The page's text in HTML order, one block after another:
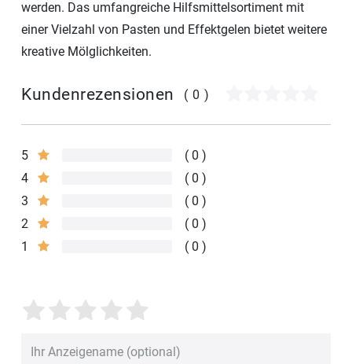
werden. Das umfangreiche Hilfsmittelsortiment mit
einer Vielzahl von Pasten und Effektgelen bietet weitere
kreative Mölglichkeiten.
Kundenrezensionen (0)
5
0
4
0
3
0
2
0
1
0